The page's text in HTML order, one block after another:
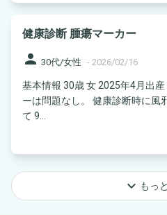
健康診断 腫瘍マーカー
person 30代/女性 - 2026/02/16
基本情報 30歳 女 2025年4月出
ーは問題なし。 健康診断時に風
て 9...
keyboard_arrow_down もっ